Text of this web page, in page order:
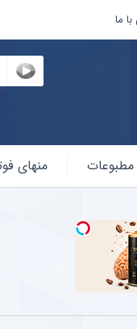
ما
منهای